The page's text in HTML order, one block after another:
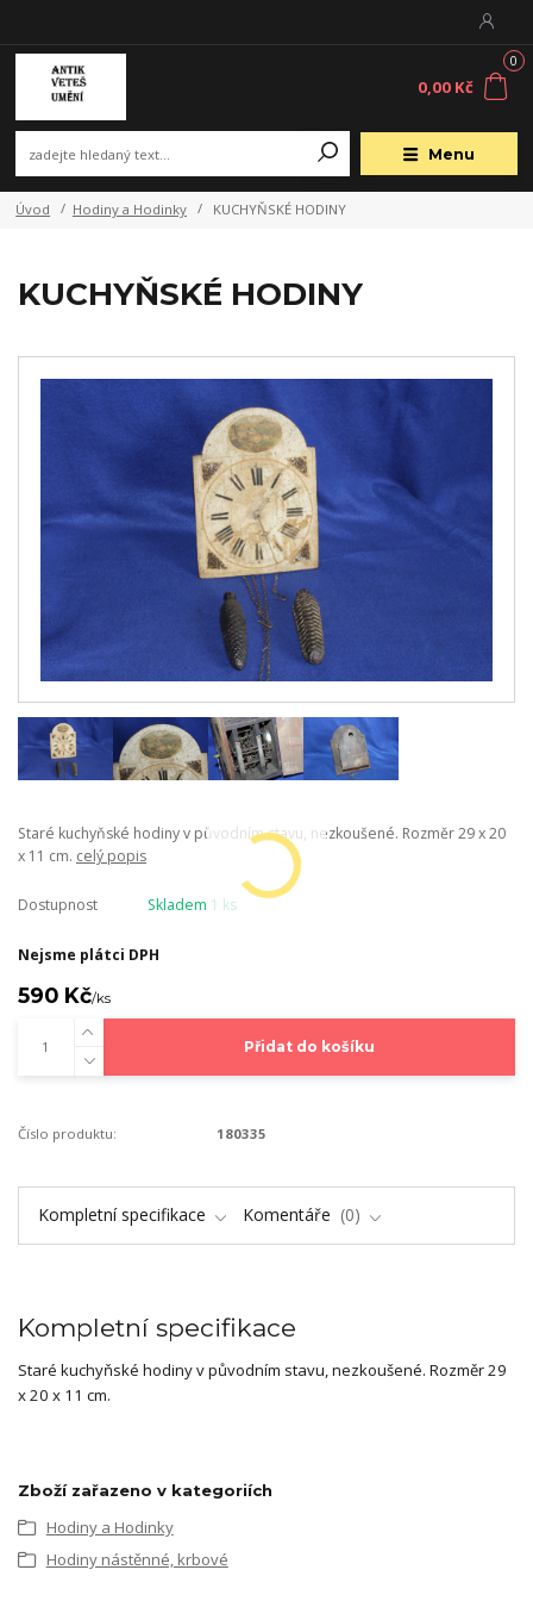
Menu
0
0,00 Kč
Úvod Hodiny a Hodinky KUCHYŇSKÉ HODINY
KUCHYŇSKÉ HODINY
Staré kuchyňské hodiny v původním stavu, nezkoušené. Rozměr 29 x 20
x 11 cm. celý popis
Dostupnost Skladem 1 ks
Nejsme plátci DPH
590 Kč/ks
Přidat do košíku
Číslo produktu: 180335
Kompletní specifikace Komentáře 0
Kompletní specifikace
Staré kuchyňské hodiny v původním stavu, nezkoušené. Rozměr 29
x 20 x 11 cm.
Zboží zařazeno v kategoriích
Hodiny a Hodinky
Hodiny nástěnné, krbové